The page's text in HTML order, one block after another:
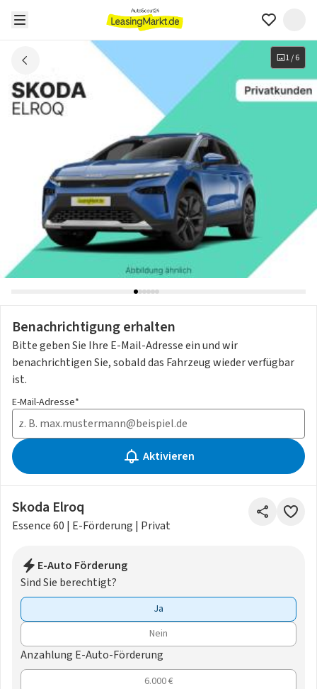
1/6
Benachrichtigung erhalten
Bitte geben Sie Ihre E-Mail-Adresse ein und wir
benachrichtigen Sie, sobald das Fahrzeug wieder verfügbar
ist.
E-Mail-Adresse*
Aktivieren
Skoda Elroq
Essence 60 | E-Förderung | Privat
E-Auto Förderung
Sind Sie berechtigt?
Ja
Nein
Anzahlung E-Auto-Förderung
6.000 €